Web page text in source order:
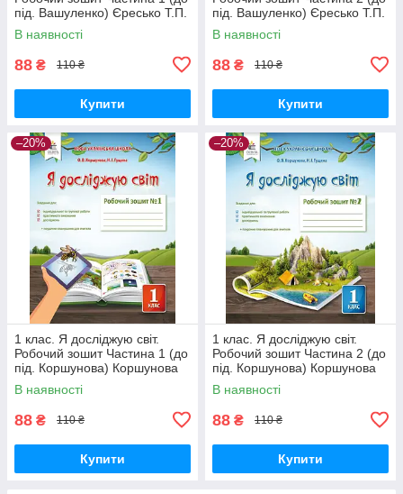
під. Вашуленко) Єресько Т.П.
Освіта
В наявності
88 ₴ 110 ₴
Купити
під. Вашуленко) Єресько Т.П.
Освіта
В наявності
88 ₴ 110 ₴
Купити
–20%
1 клас. Я досліджую світ.
Робочий зошит Частина 1 (до
під. Коршунова) Коршунова
О. В. Освіта
В наявності
88 ₴ 110 ₴
Купити
–20%
1 клас. Я досліджую світ.
Робочий зошит Частина 2 (до
під. Коршунова) Коршунова
О. В. Освіта
В наявності
88 ₴ 110 ₴
Купити